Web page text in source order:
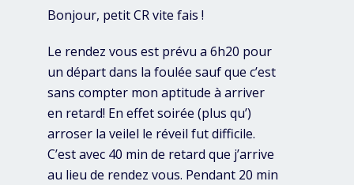
Bonjour, petit CR vite fais !
Le rendez vous est prévu a 6h20 pour
un départ dans la foulée sauf que c’est
sans compter mon aptitude à arriver
en retard! En effet soirée (plus qu’)
arroser la veilel le réveil fut difficile.
C’est avec 40 min de retard que j’arrive
au lieu de rendez vous. Pendant 20 min